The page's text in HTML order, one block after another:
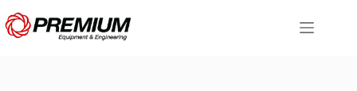
Skip
to
content